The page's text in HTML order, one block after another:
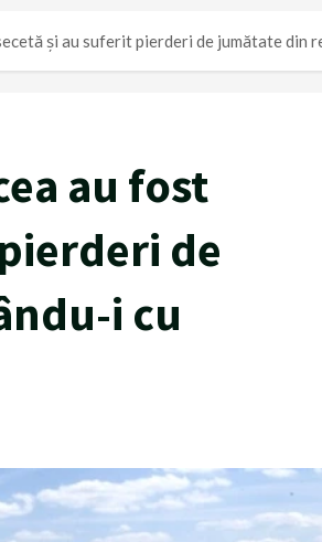
și au suferit pierderi de jumătate din
au fost
de
i cu